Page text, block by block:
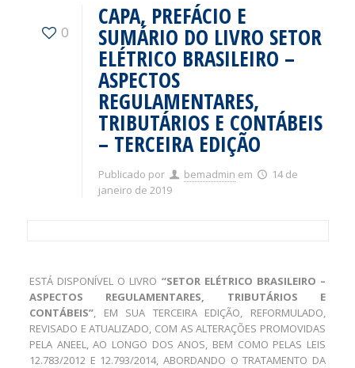
0
CAPA, PREFÁCIO E
SUMÁRIO DO LIVRO SETOR
ELÉTRICO BRASILEIRO –
ASPECTOS
REGULAMENTARES,
TRIBUTÁRIOS E CONTÁBEIS
– TERCEIRA EDIÇÃO
Publicado por bemadmin em
14 de
janeiro de 2019
ESTÁ DISPONÍVEL O LIVRO “SETOR ELÉTRICO BRASILEIRO –
ASPECTOS REGULAMENTARES, TRIBUTÁRIOS E
CONTÁBEIS”, EM SUA TERCEIRA EDIÇÃO, REFORMULADO,
REVISADO E ATUALIZADO, COM AS ALTERAÇÕES PROMOVIDAS
PELA ANEEL, AO LONGO DOS ANOS, BEM COMO PELAS LEIS
12.783/2012 E 12.793/2014, ABORDANDO O TRATAMENTO DA